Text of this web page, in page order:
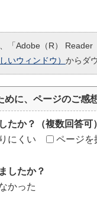
「Adobe（R）
いウィンドウ） からダ
に、ページのご感
たか？（複数回答可）
にくい ページを
したか？
かった